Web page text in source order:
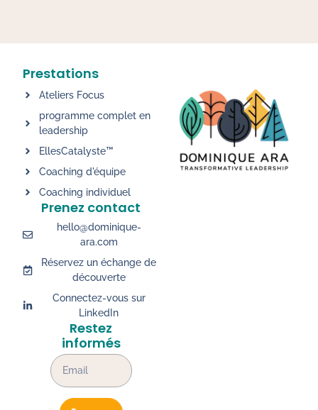
Restez
informés
Prestations
Ateliers Focus
programme complet en
leadership
EllesCatalyste™
Coaching d'équipe
Coaching individuel
Prenez contact
hello@dominique-
ara.com
Réservez un échange de
découverte
Connectez-vous sur
LinkedIn